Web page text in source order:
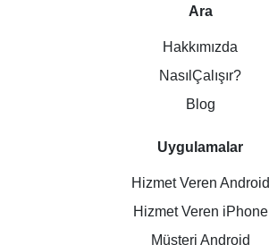
Ara
Hakkımızda
NasılÇalışır?
Blog
Uygulamalar
Hizmet Veren Android
Hizmet Veren iPhone
Müşteri Android